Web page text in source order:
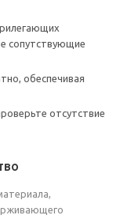
сопутствующие
обеспечивая
отсутствие